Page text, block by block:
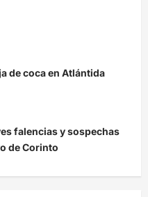
de coca en Atlántida
falencias y sospechas
de Corinto